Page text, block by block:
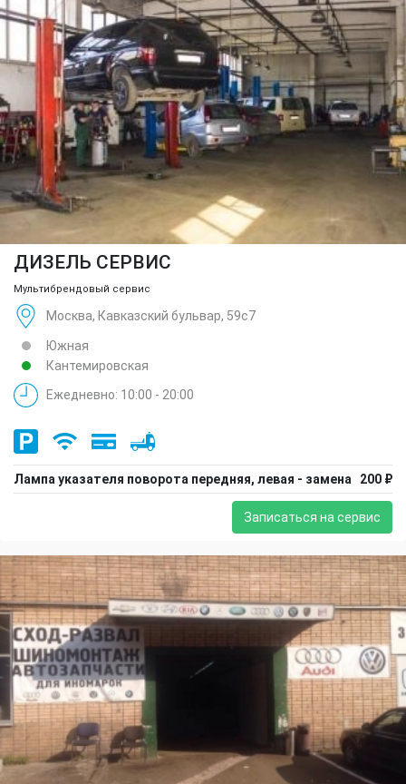
ДИЗЕЛЬ СЕРВИС
Мультибрендовый сервис
Москва, Кавказский бульвар, 59с7
Южная
Кантемировская
Ежедневно: 10:00 - 20:00
Лампа указателя поворота передняя, левая - замена 200 ₽
Записаться на сервис